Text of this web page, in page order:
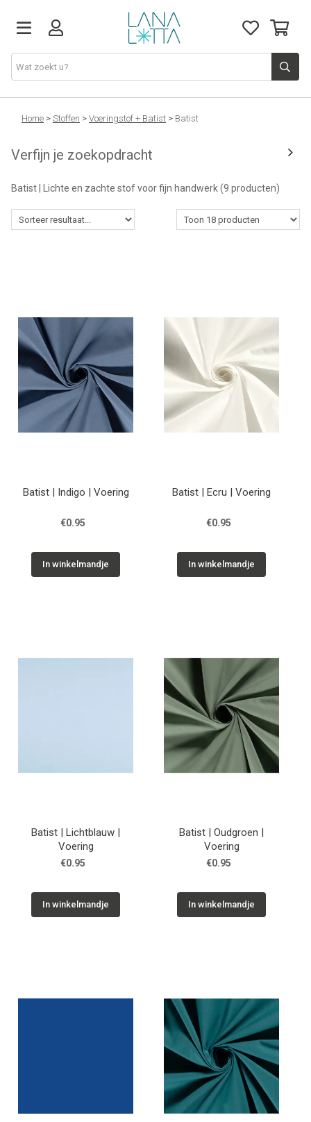
Stoffen
Fournituren
Naaigerief
Patronen
Tips & tricks
Cadeaubon
Home > Stoffen > Voeringstof + Batist > Batist
Verfijn je zoekopdracht
Batist | Lichte en zachte stof voor fijn handwerk(9 producten)
Batist | Indigo | Voering
€0.95
In winkelmandje
Batist | Ecru | Voering
€0.95
In winkelmandje
Batist | Lichtblauw |
Voering
€0.95
In winkelmandje
Batist | Oudgroen |
Voering
€0.95
In winkelmandje